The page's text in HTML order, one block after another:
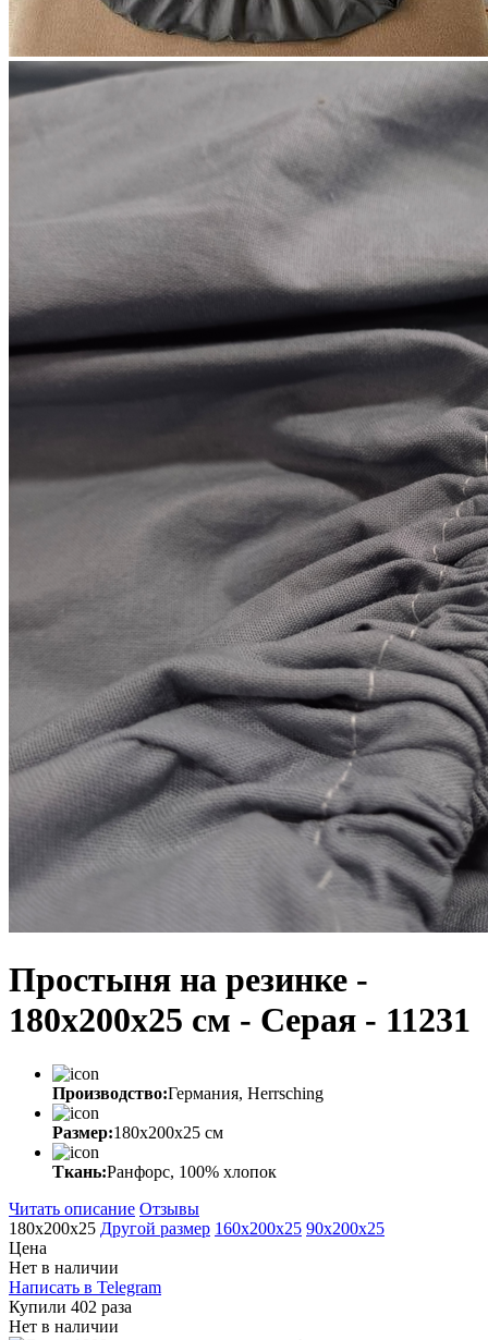
Простыня на резинке -
180x200x25 cм - Серая - 11231
Производство:Германия, Herrsching
Размер:180x200x25 cм
Ткань:Ранфорс, 100% хлопок
Читать описание Отзывы
180x200х25 Другой размер 160x200х25 90x200x25
Цена
Нет в наличии
Написать в Telegram
Купили 402 раза
Нет в наличии